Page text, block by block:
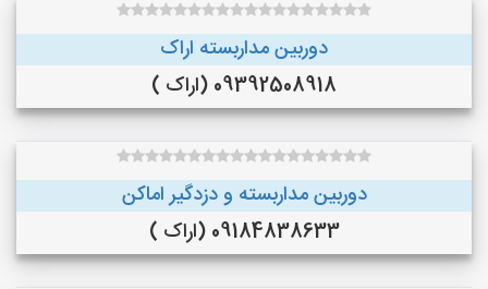
دوربین مداربسته اراک
09392508918 (اراک )
دوربین مداربسته و دزدگیر اماکن
09184838633 (اراک )